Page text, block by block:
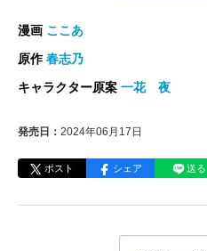
漫画 ここあ
原作春志乃
キャラクター原案 一花 夜
発売日： 2024年06月17日
ポスト シェア 送る